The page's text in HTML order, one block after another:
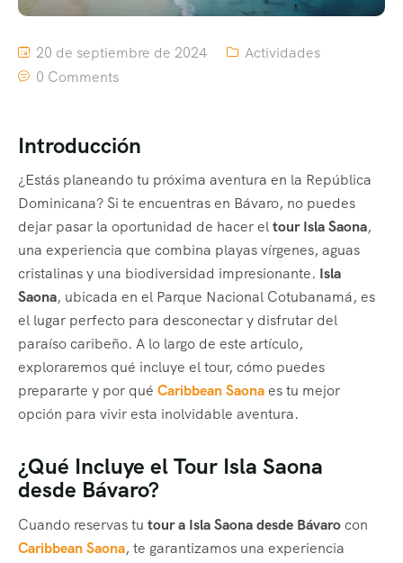
20 de septiembre de 2024
Actividades
0 Comments
Introducción
¿Estás planeando tu próxima aventura en la República
Dominicana? Si te encuentras en Bávaro, no puedes
dejar pasar la oportunidad de hacer eltour Isla Saona,
una experiencia que combina playas vírgenes, aguas
cristalinas y una biodiversidad impresionante. Isla
Saona, ubicada en el Parque Nacional Cotubanamá, es
el lugar perfecto para desconectar y disfrutar del
paraíso caribeño. A lo largo de este artículo,
exploraremos qué incluye el tour, cómo puedes
prepararte y por qué Caribbean Saonaes tu mejor
opción para vivir esta inolvidable aventura.
¿Qué Incluye el Tour Isla Saona
desde Bávaro?
Cuando reservas tu tour a Isla Saona desde Bávarocon
Caribbean Saona, te garantizamos una experiencia